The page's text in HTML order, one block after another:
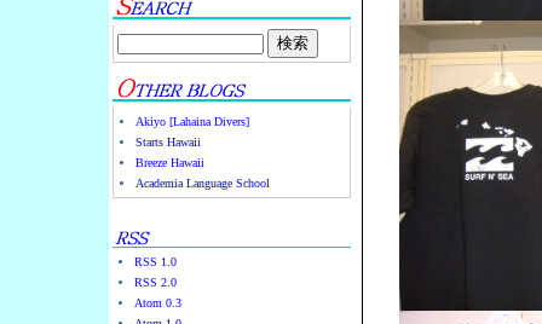
Akiyo [Lahaina Divers]
Starts Hawaii
Breeze Hawaii
Academia Language School
RSS 1.0
RSS 2.0
Atom 0.3